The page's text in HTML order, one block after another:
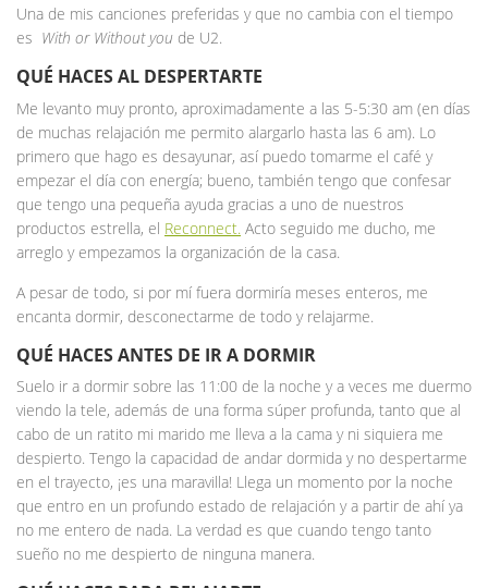
Una de mis canciones preferidas y que no cambia con el tiempo
es With or Without you de U2.
QUÉ HACES AL DESPERTARTE
Me levanto muy pronto, aproximadamente a las 5-5:30 am (en días
de muchas relajación me permito alargarlo hasta las 6 am). Lo
primero que hago es desayunar, así puedo tomarme el café y
empezar el día con energía; bueno, también tengo que confesar
que tengo una pequeña ayuda gracias a uno de nuestros
productos estrella, el Reconnect. Acto seguido me ducho, me
arreglo y empezamos la organización de la casa.
A pesar de todo, si por mí fuera dormiría meses enteros, me
encanta dormir, desconectarme de todo y relajarme.
QUÉ HACES ANTES DE IR A DORMIR
Suelo ir a dormir sobre las 11:00 de la noche y a veces me duermo
viendo la tele, además de una forma súper profunda, tanto que al
cabo de un ratito mi marido me lleva a la cama y ni siquiera me
despierto. Tengo la capacidad de andar dormida y no despertarme
en el trayecto, ¡es una maravilla! Llega un momento por la noche
que entro en un profundo estado de relajación y a partir de ahí ya
no me entero de nada. La verdad es que cuando tengo tanto
sueño no me despierto de ninguna manera.